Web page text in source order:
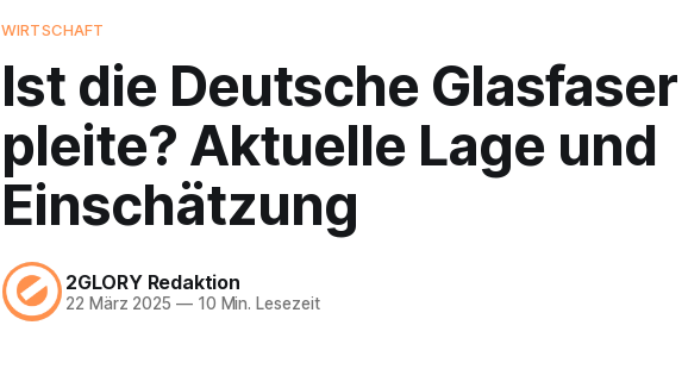
WIRTSCHAFT
Ist die Deutsche Glasfaser
pleite? Aktuelle Lage und
Einschätzung
2GLORY Redaktion
22 März 2025 —10 Min. Lesezeit